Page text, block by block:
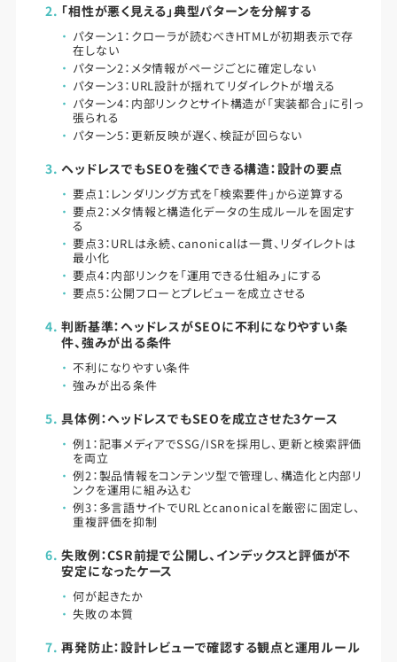
「相性が悪く見える」典型パターンを分解する
パターン1：クローラが読むべきHTMLが初期表示で存
在しない
パターン2：メタ情報がページごとに確定しない
パターン3：URL設計が揺れてリダイレクトが増える
パターン4：内部リンクとサイト構造が「実装都合」に引っ
張られる
パターン5：更新反映が遅く、検証が回らない
ヘッドレスでもSEOを強くできる構造：設計の要点
要点1：レンダリング方式を「検索要件」から逆算する
要点2：メタ情報と構造化データの生成ルールを固定す
る
要点3：URLは永続、canonicalは一貫、リダイレクトは
最小化
要点4：内部リンクを「運用できる仕組み」にする
要点5：公開フローとプレビューを成立させる
判断基準：ヘッドレスがSEOに不利になりやすい条
件、強みが出る条件
不利になりやすい条件
強みが出る条件
具体例：ヘッドレスでもSEOを成立させた3ケース
例1：記事メディアでSSG/ISRを採用し、更新と検索評価
を両立
例2：製品情報をコンテンツ型で管理し、構造化と内部リ
ンクを運用に組み込む
例3：多言語サイトでURLとcanonicalを厳密に固定し、
重複評価を抑制
失敗例：CSR前提で公開し、インデックスと評価が不
安定になったケース
何が起きたか
失敗の本質
再発防止：設計レビューで確認する観点と運用ルール